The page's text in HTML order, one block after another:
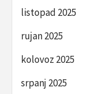
listopad 2025
rujan 2025
kolovoz 2025
srpanj 2025